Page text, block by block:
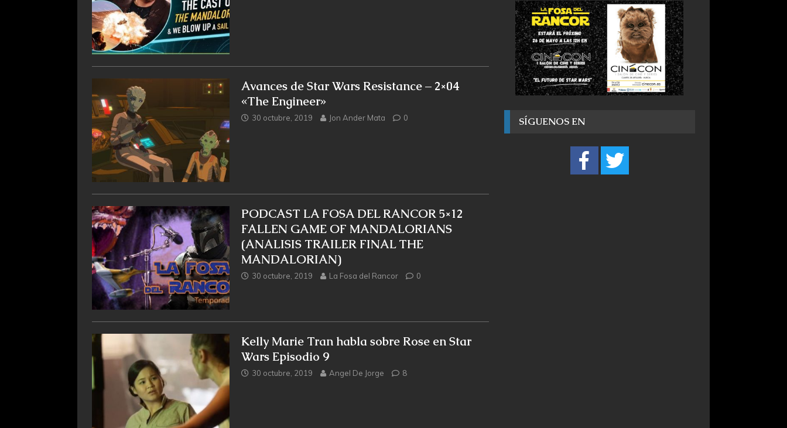
Avances de Star Wars Resistance – 2×04
«The Engineer»
30 octubre, 2019 Jon Ander Mata 0
PODCAST LA FOSA DEL RANCOR 5×12
FALLEN GAME OF MANDALORIANS
(ANALISIS TRAILER FINAL THE
MANDALORIAN)
30 octubre, 2019 La Fosa del Rancor 0
Kelly Marie Tran habla sobre Rose en Star
Wars Episodio 9
30 octubre, 2019 Angel De Jorge 8
SÍGUENOS EN